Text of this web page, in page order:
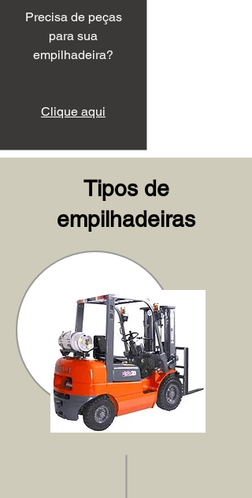
Precisa de peças
para sua
empilhadeira?
Clique aqui
Tipos de
empilhadeiras